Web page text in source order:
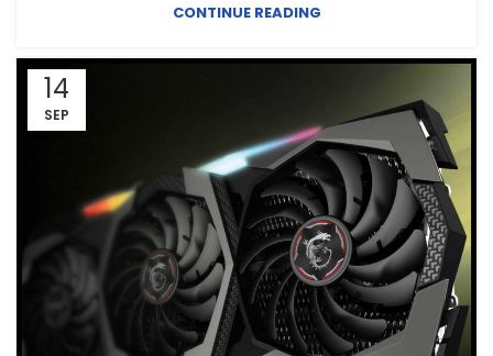
CONTINUE READING
14
SEP